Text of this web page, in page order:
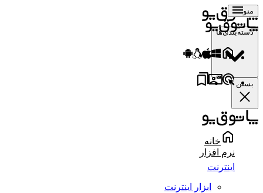
منو
دسته‌بندی‌ها
بستن
خانه
نرم افزار
اینترنت
ابزار اینترنت